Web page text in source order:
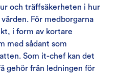
och träffsäkerheten i hur
För medborgarna
i form av kortare
med sådant som
Som it-chef kan det
gehör från ledningen för